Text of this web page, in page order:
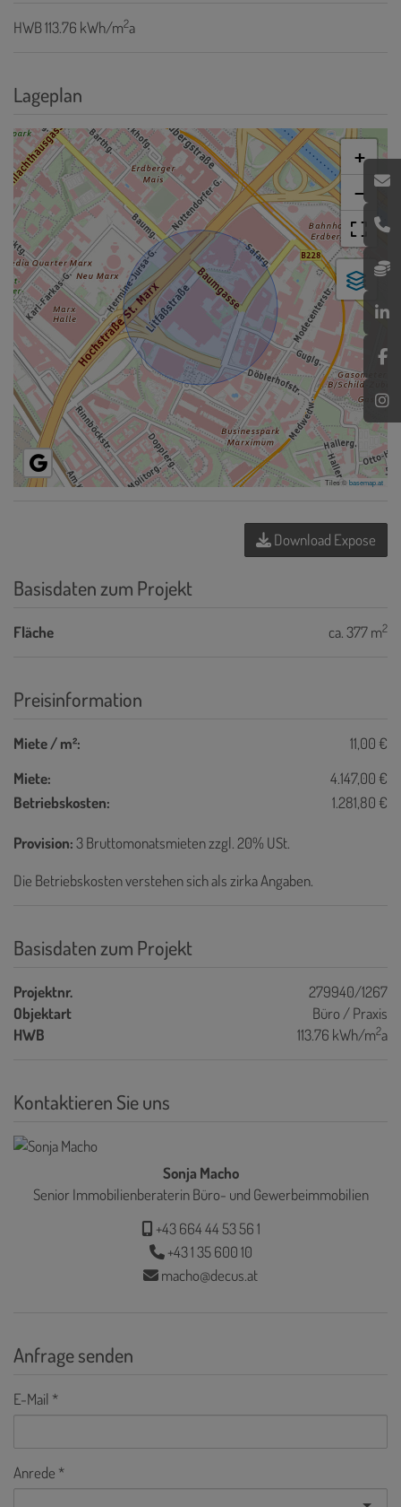
HWB113.76 kWh/m2a
Lageplan
+
−
Tiles ©basemap.at
Download Expose
Basisdaten zum Projekt
Fläche ca. 377 m2
Preisinformation
Miete / m²:
11,00 €
Miete:
4.147,00 €
Betriebskosten:
1.281,80 €
Provision:3 Bruttomonatsmieten zzgl. 20% USt.
Die Betriebskosten verstehen sich als zirka Angaben.
Basisdaten zum Projekt
Projektnr.
279940/1267
Objektart
Büro / Praxis
HWB
113.76 kWh/m2a
Kontaktieren Sie uns
Sonja Macho
Senior Immobilienberaterin Büro- und Gewerbeimmobilien
+43 664 44 53 56 1
+43 1 35 600 10
macho@decus.at
Anfrage senden
E-Mail
Anrede